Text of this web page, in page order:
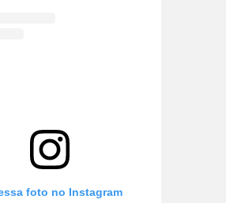
foto no Instagram